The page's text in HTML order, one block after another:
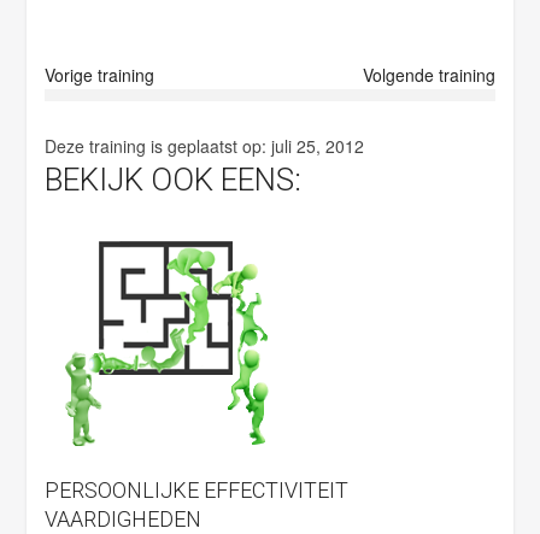
y
Vorige training Volgende training
Deze training is geplaatst op:juli 25, 2012
BEKIJK OOK EENS:
PERSOONLIJKE EFFECTIVITEIT
VAARDIGHEDEN